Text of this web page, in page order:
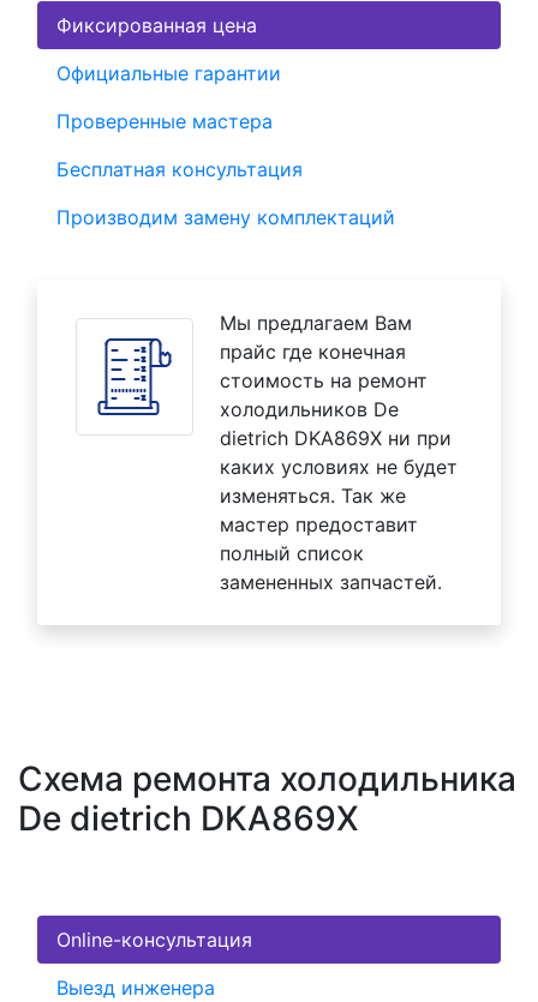
Фиксированная цена
Официальные гарантии
Проверенные мастера
Бесплатная консультация
Производим замену комплектаций
Мы предлагаем Вам
прайс где конечная
стоимость на ремонт
холодильников De
dietrich DKA869X ни при
каких условиях не будет
изменяться. Так же
мастер предоставит
полный список
замененных запчастей.
Схема ремонта холодильника
De dietrich DKA869X
Online-консультация
Выезд инженера